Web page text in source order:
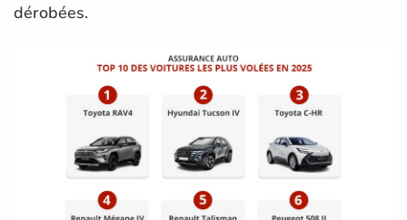
dérobées.